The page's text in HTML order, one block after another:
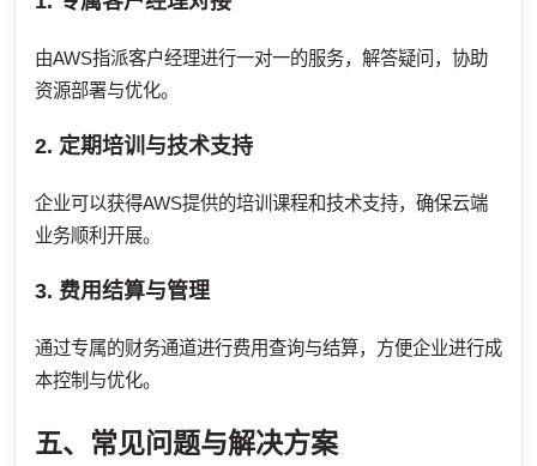
由AWS指派客户经理进行一对一的服务，解答疑问，协助
资源部署与优化。
2. 定期培训与技术支持
企业可以获得AWS提供的培训课程和技术支持，确保云端
业务顺利开展。
3. 费用结算与管理
通过专属的财务通道进行费用查询与结算，方便企业进行成
本控制与优化。
五、常见问题与解决方案